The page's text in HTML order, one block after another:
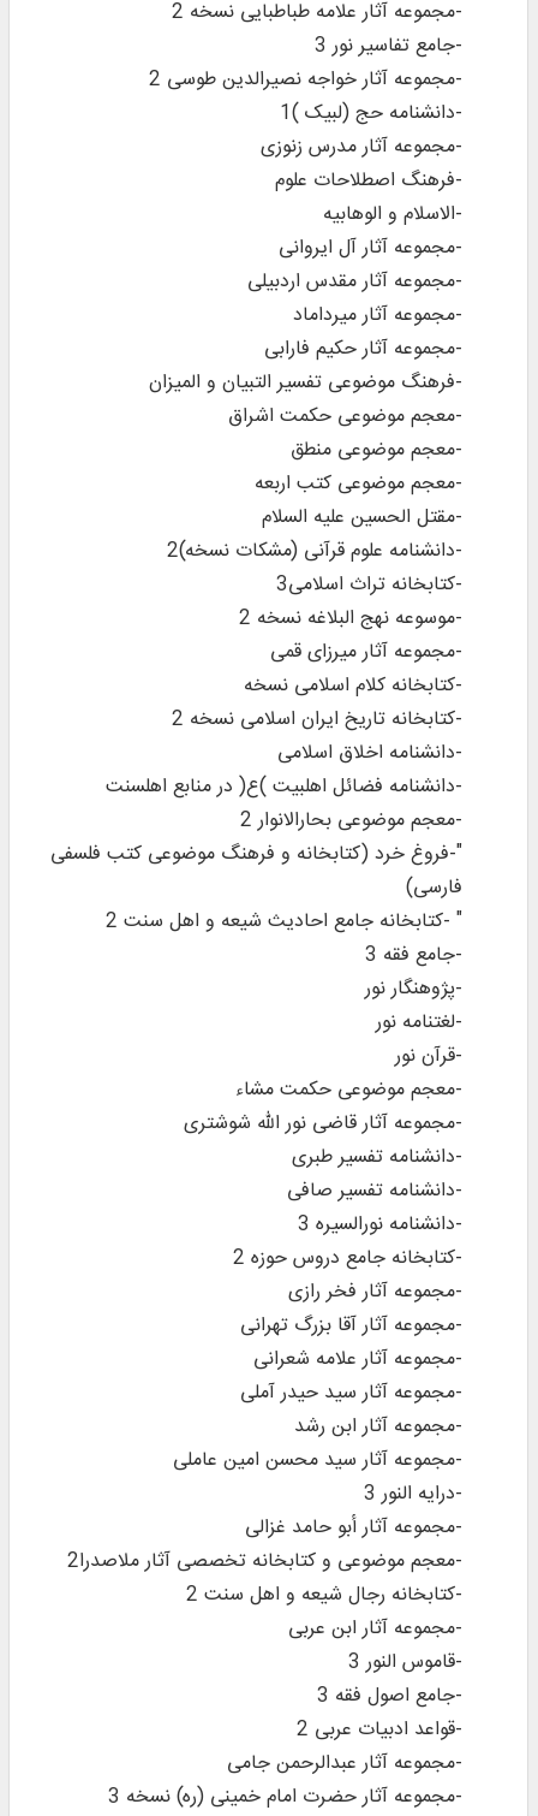
-مجموعه آثار علامه طباطبایی نسخه 2
-جامع تفاسیر نور 3
-مجموعه آثار خواجه نصیرالدین طوسی 2
-دانشنامه حج (لبیک )1
-مجموعه آثار مدرس زنوزی
-فرهنگ اصطلاحات علوم
-الاسلام و الوهابیه
-مجموعه آثار آل ایروانی
-مجموعه آثار مقدس اردبیلی
-مجموعه آثار میرداماد
-مجموعه آثار حکیم فارابی
-فرهنگ موضوعی تفسیر التبیان و المیزان
-معجم موضوعی حکمت اشراق
-معجم موضوعی منطق
-معجم موضوعی کتب اربعه
-مقتل الحسین علیه السلام
-دانشنامه علوم قرآنی (مشکات نسخه)2
-کتابخانه تراث اسلامی3
-موسوعه نهج البلاغه نسخه 2
-مجموعه آثار میرزای قمی
-کتابخانه کلام اسلامی نسخه
-کتابخانه تاریخ ایران اسلامی نسخه 2
-دانشنامه اخلاق اسلامی
-دانشنامه فضائل اهلبیت )ع( در منابع اهلسنت
-معجم موضوعی بحارالانوار 2
"-فروغ خرد (کتابخانه و فرهنگ موضوعی کتب فلسفی
فارسی)
" -کتابخانه جامع احادیث شیعه و اهل سنت 2
-جامع فقه 3
-پژوهنگار نور
-لغتنامه نور
-قرآن نور
-معجم موضوعی حکمت مشاء
-مجموعه آثار قاضی نور الله شوشتری
-دانشنامه تفسیر طبری
-دانشنامه تفسیر صافی
-دانشنامه نورالسیره 3
-کتابخانه جامع دروس حوزه 2
-مجموعه آثار فخر رازی
-مجموعه آثار آقا بزرگ تهرانی
-مجموعه آثار علامه شعرانی
-مجموعه آثار سید حیدر آملی
-مجموعه آثار ابن رشد
-مجموعه آثار سید محسن امین عاملی
-درایه النور 3
-مجموعه آثار أبو حامد غزالی
-معجم موضوعی و کتابخانه تخصصی آثار ملاصدرا2
-کتابخانه رجال شیعه و اهل سنت 2
-مجموعه آثار ابن عربی
-قاموس النور 3
-جامع اصول فقه 3
-قواعد ادبیات عربی 2
-مجموعه آثار عبدالرحمن جامی
-مجموعه آثار حضرت امام خمینی (ره) نسخه 3